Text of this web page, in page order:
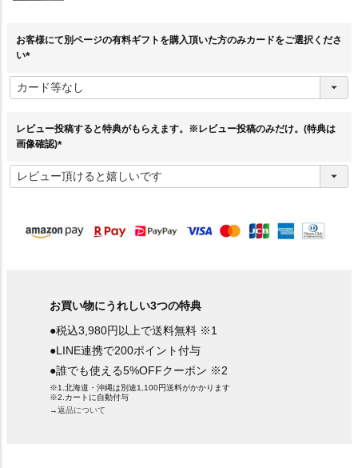
お客様にて別ページの有料ギフトを購入頂いた方のみカードをご選択くださ
い
必
須
レビュー投稿すると特典がもらえます。※レビュー投稿のみだけ。(特典は
画像確認)
必
須
お買い物にうれしい3つの特典
●税込3,980円以上で送料無料 ※1
●LINE連携で200ポイント付与
●誰でも使える5%OFFクーポン ※2
※1.北海道・沖縄は別途1,100円送料がかかります
※2.カートに自動付与
→返品について